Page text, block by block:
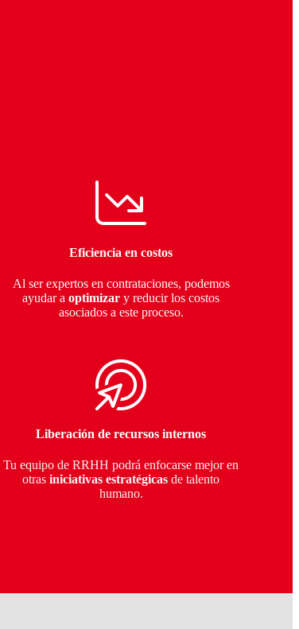
Eficiencia en costos
Al ser expertos en contrataciones, podemos
ayudar aoptimizary reducir los costos
asociados a este proceso.
Liberación de recursos internos
Tu equipo de RRHH podrá enfocarse mejor en
otrasiniciativas estratégicas de talento
humano.